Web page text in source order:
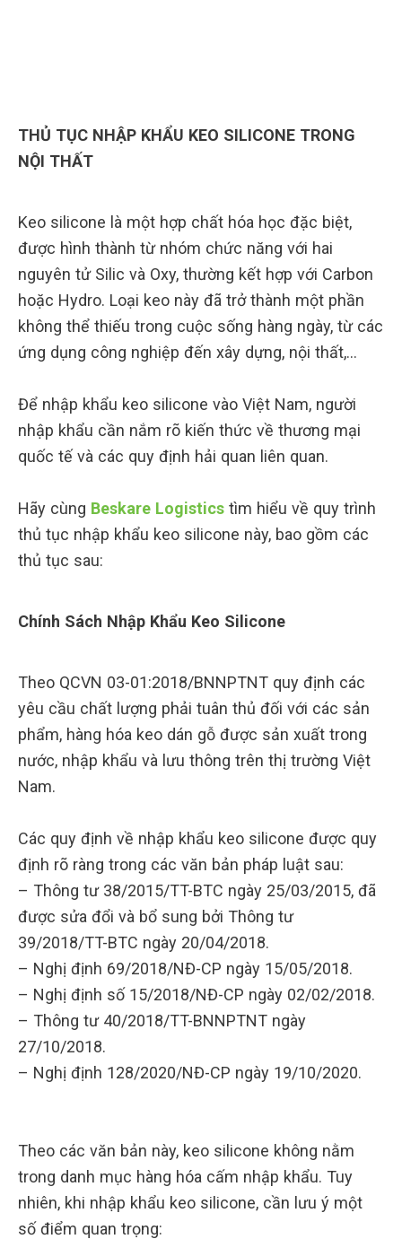
THỦ TỤC NHẬP KHẨU KEO SILICONE TRONG
NỘI THẤT
Keo silicone là một hợp chất hóa học đặc biệt,
được hình thành từ nhóm chức năng với hai
nguyên tử Silic và Oxy, thường kết hợp với Carbon
hoặc Hydro. Loại keo này đã trở thành một phần
không thể thiếu trong cuộc sống hàng ngày, từ các
ứng dụng công nghiệp đến xây dựng, nội thất,…
Để nhập khẩu keo silicone vào Việt Nam, người
nhập khẩu cần nắm rõ kiến thức về thương mại
quốc tế và các quy định hải quan liên quan.
Hãy cùng Beskare Logistics tìm hiểu về quy trình
thủ tục nhập khẩu keo silicone này, bao gồm các
thủ tục sau:
Chính Sách Nhập Khẩu Keo Silicone
Theo QCVN 03-01:2018/BNNPTNT quy định các
yêu cầu chất lượng phải tuân thủ đối với các sản
phẩm, hàng hóa keo dán gỗ được sản xuất trong
nước, nhập khẩu và lưu thông trên thị trường Việt
Nam.
Các quy định về nhập khẩu keo silicone được quy
định rõ ràng trong các văn bản pháp luật sau:
– Thông tư 38/2015/TT-BTC ngày 25/03/2015, đã
được sửa đổi và bổ sung bởi Thông tư
39/2018/TT-BTC ngày 20/04/2018.
– Nghị định 69/2018/NĐ-CP ngày 15/05/2018.
– Nghị định số 15/2018/NĐ-CP ngày 02/02/2018.
– Thông tư 40/2018/TT-BNNPTNT ngày
27/10/2018.
– Nghị định 128/2020/NĐ-CP ngày 19/10/2020.
Theo các văn bản này, keo silicone không nằm
trong danh mục hàng hóa cấm nhập khẩu. Tuy
nhiên, khi nhập khẩu keo silicone, cần lưu ý một
số điểm quan trọng: